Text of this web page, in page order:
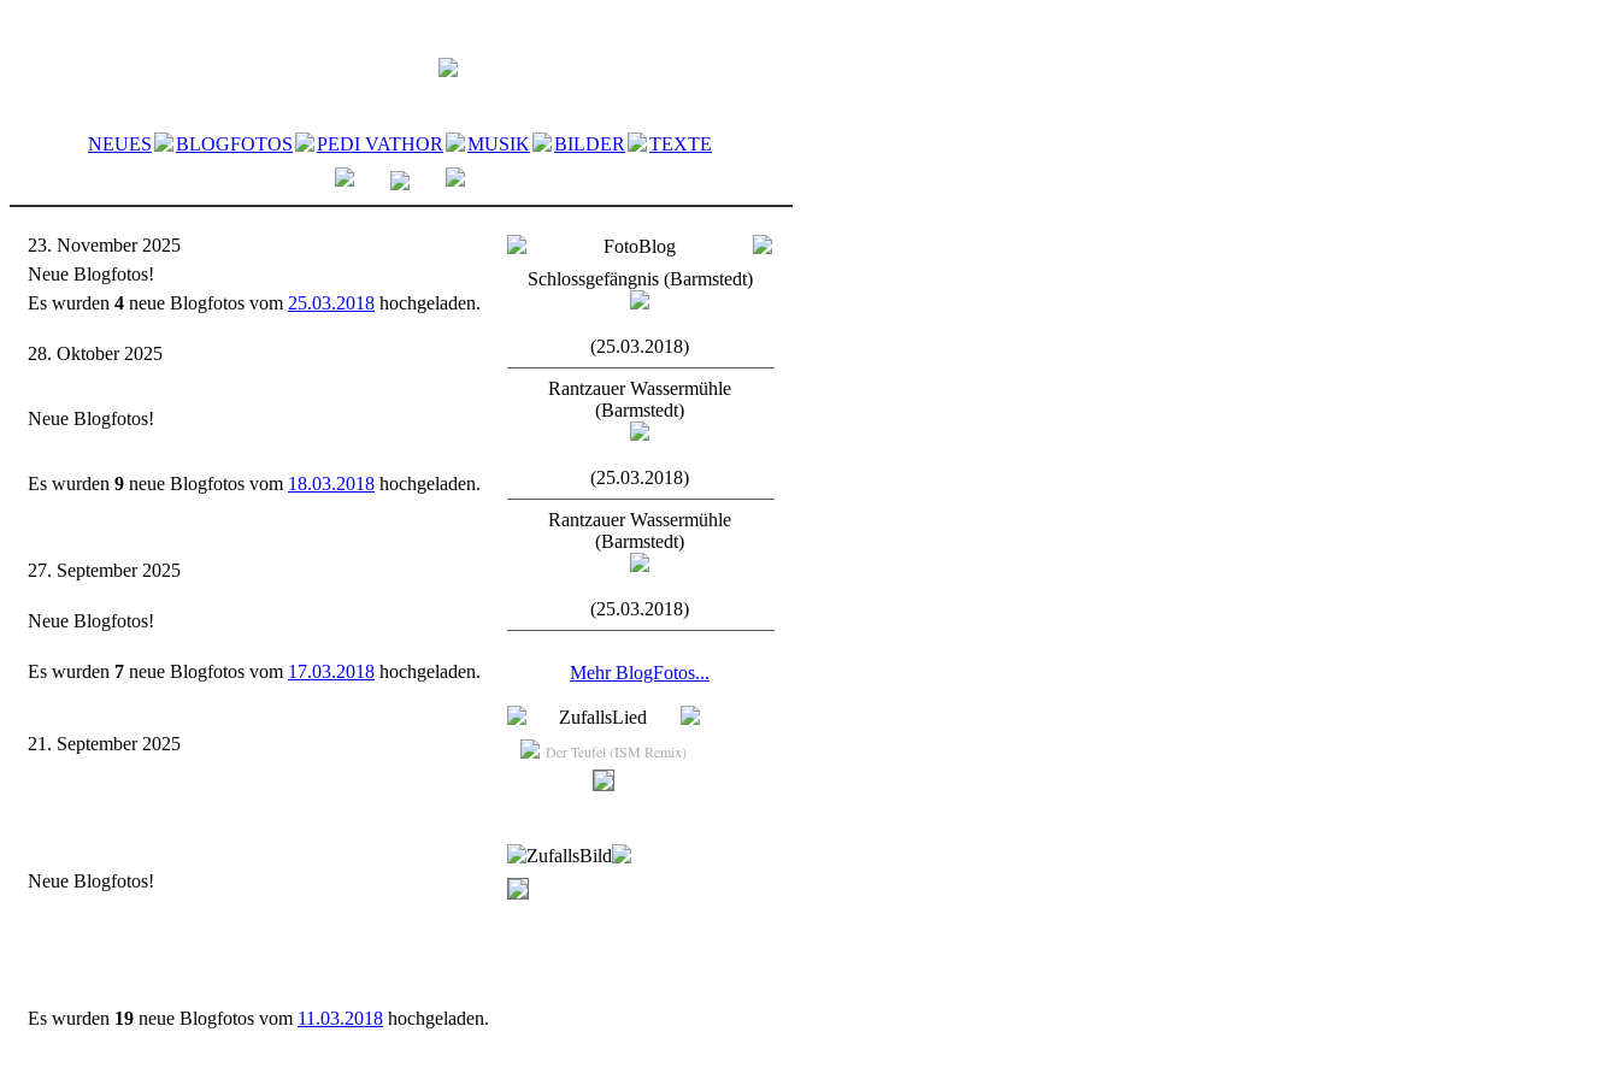
NEUES BLOGFOTOS PEDI VATHOR MUSIK BILDER TEXTE
23. November 2025
Neue Blogfotos!
Es wurden 4 neue Blogfotos vom 25.03.2018 hochgeladen.
28. Oktober 2025
Neue Blogfotos!
Es wurden 9 neue Blogfotos vom 18.03.2018 hochgeladen.
27. September 2025
Neue Blogfotos!
Es wurden 7 neue Blogfotos vom 17.03.2018 hochgeladen.
21. September 2025
Neue Blogfotos!
Es wurden 19 neue Blogfotos vom 11.03.2018 hochgeladen.
FotoBlog
Schlossgefängnis (Barmstedt)
(25.03.2018)
Rantzauer Wassermühle
(Barmstedt)
(25.03.2018)
Rantzauer Wassermühle
(Barmstedt)
(25.03.2018)
Mehr BlogFotos...
ZufallsLied
Der Teufel (ISM Remix)
ZufallsBild